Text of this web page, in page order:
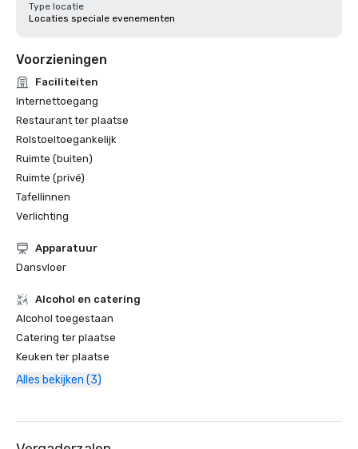
Type locatie
Locaties speciale evenementen
Voorzieningen
Faciliteiten
Internettoegang
Restaurant ter plaatse
Rolstoeltoegankelijk
Ruimte (buiten)
Ruimte (privé)
Tafellinnen
Verlichting
Apparatuur
Dansvloer
Alcohol en catering
Alcohol toegestaan
Catering ter plaatse
Keuken ter plaatse
Alles bekijken (3)